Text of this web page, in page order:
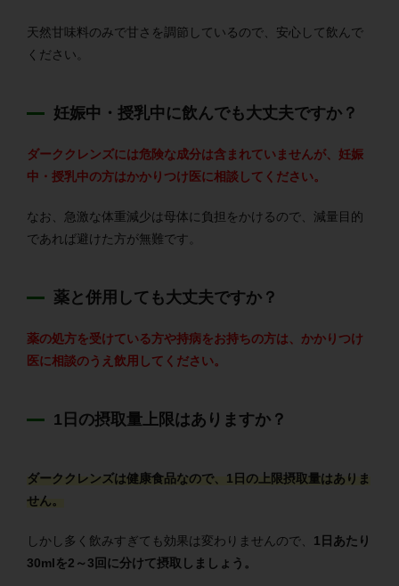
天然甘味料のみで甘さを調節しているので、安心して飲んで
ください。
妊娠中・授乳中に飲んでも大丈夫ですか？
ダーククレンズには危険な成分は含まれていませんが、妊娠
中・授乳中の方はかかりつけ医に相談してください。
なお、急激な体重減少は母体に負担をかけるので、減量目的
であれば避けた方が無難です。
薬と併用しても大丈夫ですか？
薬の処方を受けている方や持病をお持ちの方は、かかりつけ
医に相談のうえ飲用してください。
1日の摂取量上限はありますか？
ダーククレンズは健康食品なので、1日の上限摂取量はありま
せん。
しかし多く飲みすぎても効果は変わりませんので、 1日あたり
30mlを2～3回に分けて摂取しましょう。